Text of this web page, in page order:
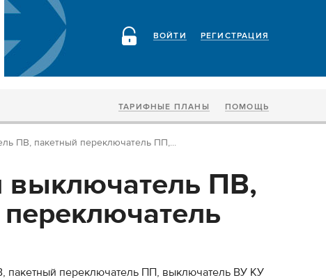
РЕГИСТРАЦИЯ
ВОЙТИ
ТАРИФНЫЕ ПЛАНЫ ПОМОЩЬ
ПВ, пакетный переключатель ПП,...
выключатель ПВ,
пакетный переключатель ПП, выключатель ВУ КУ